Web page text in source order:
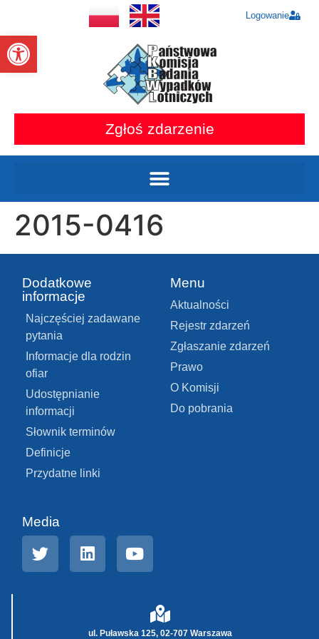
Otwórz pasek narzędzi
Logowanie
Zgłoś zdarzenie
2015-0416
Dodatkowe
informacje
Najczęściej zadawane
pytania
Informacje dla rodzin
ofiar
Udostępnianie
informacji
Słownik terminów
Definicje
Przydatne linki
Menu
Aktualności
Rejestr zdarzeń
Zgłaszanie zdarzeń
Prawo
O Komisji
Do pobrania
Media
ul. Puławska 125, 02-707 Warszawa